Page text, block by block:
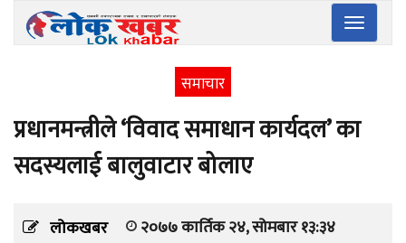
Toggle
समाचार
प्रधानमन्त्रीले ‘विवाद समाधान कार्यदल’ का
सदस्यलाई बालुवाटार बोलाए
लोकखबर २०७७ कार्तिक २४, सोमबार १३:३४